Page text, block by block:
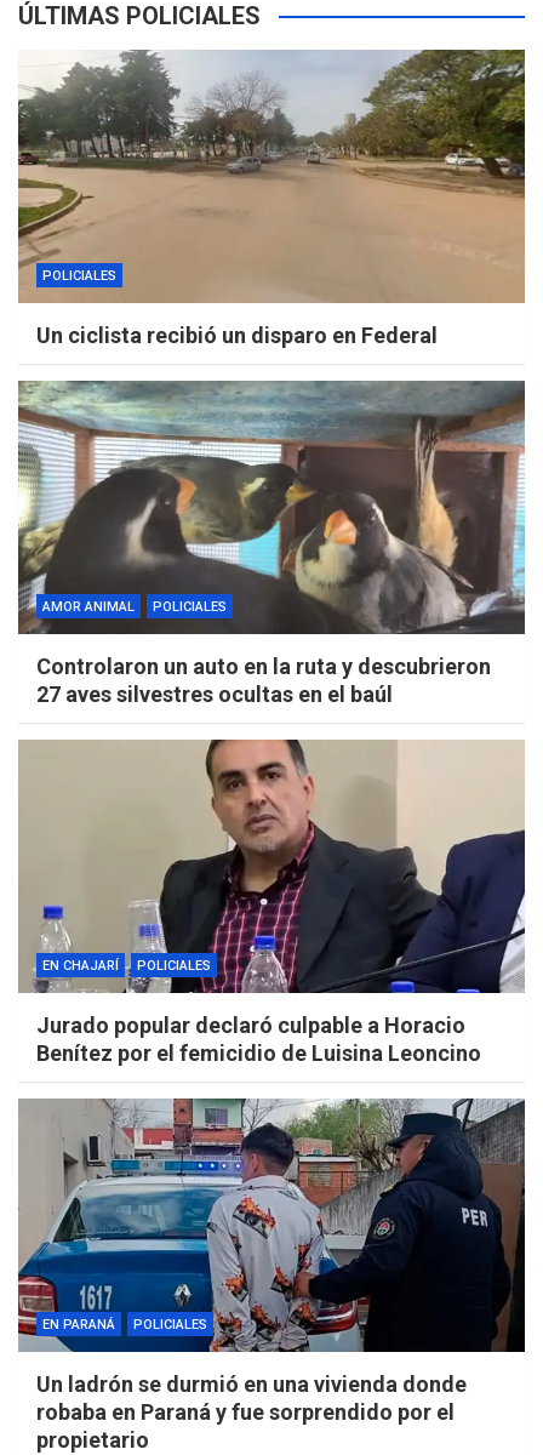
ÚLTIMAS POLICIALES
POLICIALES
Un ciclista recibió un disparo en Federal
AMOR ANIMAL POLICIALES
Controlaron un auto en la ruta y descubrieron
27 aves silvestres ocultas en el baúl
EN CHAJARÍ POLICIALES
Jurado popular declaró culpable a Horacio
Benítez por el femicidio de Luisina Leoncino
EN PARANÁ POLICIALES
Un ladrón se durmió en una vivienda donde
robaba en Paraná y fue sorprendido por el
propietario